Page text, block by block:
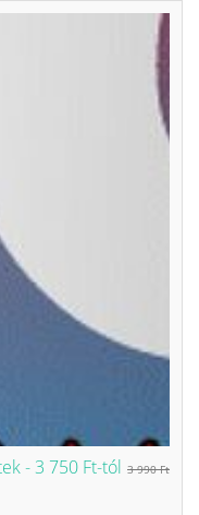
-3 750 Ft-tól 3 990 Ft